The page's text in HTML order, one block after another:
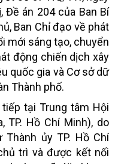
Đề án 204 của Ban Bí
Ban Chỉ đạo về phát
mới sáng tạo, chuyển
động chiến dịch xây
quốc gia và Cơ sở dữ
Thành phố.
tại Trung tâm Hội
TP. Hồ Chí Minh), do
Thành ủy TP. Hồ Chí
trì và được kết nối